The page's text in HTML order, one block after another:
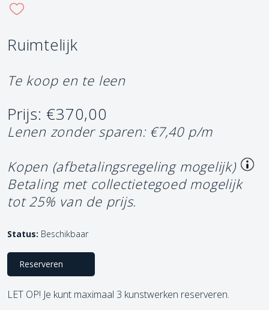
Ruimtelijk
Te koop en te leen
Prijs: €370,00
Lenen zonder sparen: €7,40 p/m
Kopen (afbetalingsregeling mogelijk)
Betaling met collectietegoed mogelijk
tot 25% van de prijs.
Status: Beschikbaar
Reserveren
LET OP! Je kunt maximaal 3 kunstwerken reserveren.